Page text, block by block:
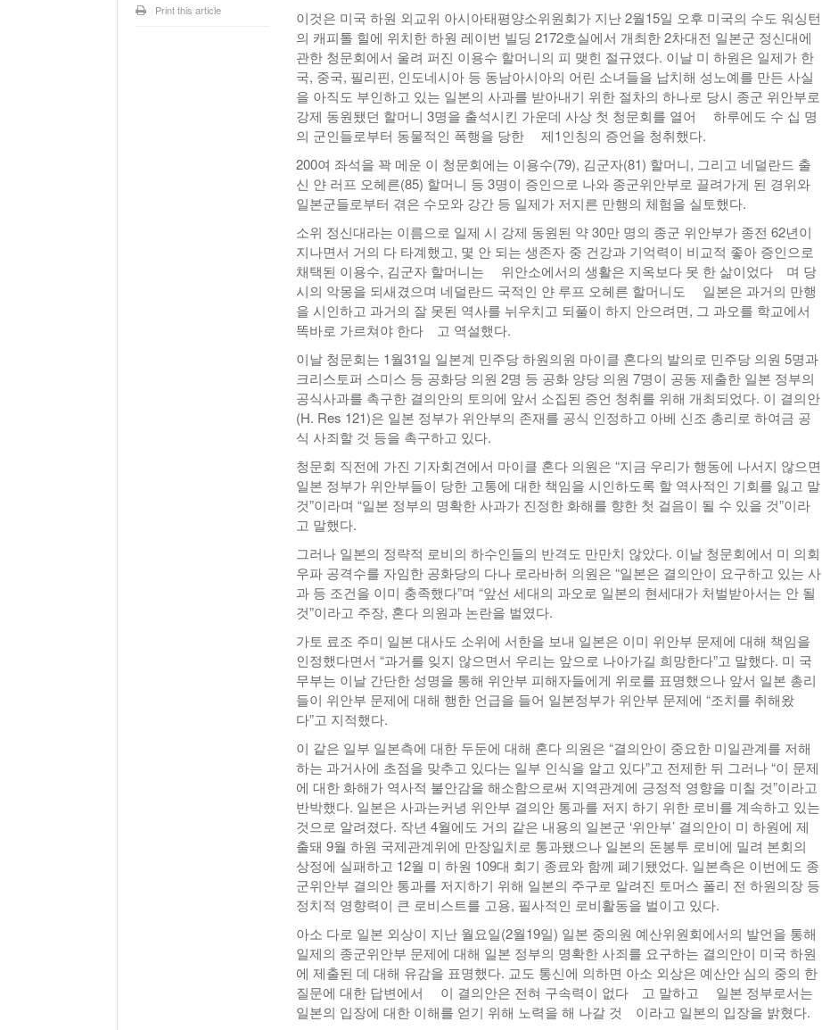
이것은 미국 하원 외교위 아시아태평양소위원회가 지난 2월15일 오후 미국의 수도 워싱턴
의 캐피톨 힐에 위치한 하원 레이번 빌딩 2172호실에서 개최한 2차대전 일본군 정신대에
관한 청문회에서 울려 퍼진 이용수 할머니의 피 맺힌 절규였다. 이날 미 하원은 일제가 한
국, 중국, 필리핀, 인도네시아 등 동남아시아의 어린 소녀들을 납치해 성노예를 만든 사실
을 아직도 부인하고 있는 일본의 사과를 받아내기 위한 절차의 하나로 당시 종군 위안부로
강제 동원됐던 할머니 3명을 출석시킨 가운데 사상 첫 청문회를 열어 하루에도 수 십 명
의 군인들로부터 동물적인 폭행을 당한 제1인칭의 증언을 청취했다.
200여 좌석을 꽉 메운 이 청문회에는 이용수(79), 김군자(81) 할머니, 그리고 네덜란드 출
신 얀 러프 오헤른(85) 할머니 등 3명이 증인으로 나와 종군위안부로 끌려가게 된 경위와
일본군들로부터 겪은 수모와 강간 등 일제가 저지른 만행의 체험을 실토했다.
소위 정신대라는 이름으로 일제 시 강제 동원된 약 30만 명의 종군 위안부가 종전 62년이
지나면서 거의 다 타계했고, 몇 안 되는 생존자 중 건강과 기억력이 비교적 좋아 증인으로
채택된 이용수, 김군자 할머니는 위안소에서의 생활은 지옥보다 못 한 삶이었다 며 당
시의 악몽을 되새겼으며 네덜란드 국적인 얀 루프 오헤른 할머니도 일본은 과거의 만행
을 시인하고 과거의 잘 못된 역사를 뉘우치고 되풀이 하지 안으려면, 그 과오를 학교에서
똑바로 가르쳐야 한다 고 역설했다.
이날 청문회는 1월31일 일본계 민주당 하원의원 마이클 혼다의 발의로 민주당 의원 5명과
크리스토퍼 스미스 등 공화당 의원 2명 등 공화 양당 의원 7명이 공동 제출한 일본 정부의
공식사과를 촉구한 결의안의 토의에 앞서 소집된 증언 청취를 위해 개최되었다. 이 결의안
(H. Res 121)은 일본 정부가 위안부의 존재를 공식 인정하고 아베 신조 총리로 하여금 공
식 사죄할 것 등을 촉구하고 있다.
청문회 직전에 가진 기자회견에서 마이클 혼다 의원은 “지금 우리가 행동에 나서지 않으면
일본 정부가 위안부들이 당한 고통에 대한 책임을 시인하도록 할 역사적인 기회를 잃고 말
것”이라며 “일본 정부의 명확한 사과가 진정한 화해를 향한 첫 걸음이 될 수 있을 것”이라
고 말했다.
그러나 일본의 정략적 로비의 하수인들의 반격도 만만치 않았다. 이날 청문회에서 미 의회
우파 공격수를 자임한 공화당의 다나 로라바허 의원은 “일본은 결의안이 요구하고 있는 사
과 등 조건을 이미 충족했다”며 “앞선 세대의 과오로 일본의 현세대가 처벌받아서는 안 될
것”이라고 주장, 혼다 의원과 논란을 벌였다.
가토 료조 주미 일본 대사도 소위에 서한을 보내 일본은 이미 위안부 문제에 대해 책임을
인정했다면서 “과거를 잊지 않으면서 우리는 앞으로 나아가길 희망한다”고 말했다. 미 국
무부는 이날 간단한 성명을 통해 위안부 피해자들에게 위로를 표명했으나 앞서 일본 총리
들이 위안부 문제에 대해 행한 언급을 들어 일본정부가 위안부 문제에 “조치를 취해왔
다”고 지적했다.
이 같은 일부 일본측에 대한 두둔에 대해 혼다 의원은 “결의안이 중요한 미일관계를 저해
하는 과거사에 초점을 맞추고 있다는 일부 인식을 알고 있다”고 전제한 뒤 그러나 “이 문제
에 대한 화해가 역사적 불안감을 해소함으로써 지역관계에 긍정적 영향을 미칠 것”이라고
반박했다. 일본은 사과는커녕 위안부 결의안 통과를 저지 하기 위한 로비를 계속하고 있는
것으로 알려졌다. 작년 4월에도 거의 같은 내용의 일본군 ‘위안부’ 결의안이 미 하원에 제
출돼 9월 하원 국제관계위에 만장일치로 통과됐으나 일본의 돈봉투 로비에 밀려 본회의
상정에 실패하고 12월 미 하원 109대 회기 종료와 함께 폐기됐었다. 일본측은 이번에도 종
군위안부 결의안 통과를 저지하기 위해 일본의 주구로 알려진 토머스 폴리 전 하원의장 등
정치적 영향력이 큰 로비스트를 고용, 필사적인 로비활동을 벌이고 있다.
아소 다로 일본 외상이 지난 월요일(2월19일) 일본 중의원 예산위원회에서의 발언을 통해
일제의 종군위안부 문제에 대해 일본 정부의 명확한 사죄를 요구하는 결의안이 미국 하원
에 제출된 데 대해 유감을 표명했다. 교도 통신에 의하면 아소 외상은 예산안 심의 중의 한
질문에 대한 답변에서 이 결의안은 전혀 구속력이 없다 고 말하고 일본 정부로서는
일본의 입장에 대한 이해를 얻기 위해 노력을 해 나갈 것 이라고 일본의 입장을 밝혔다.
Print this article